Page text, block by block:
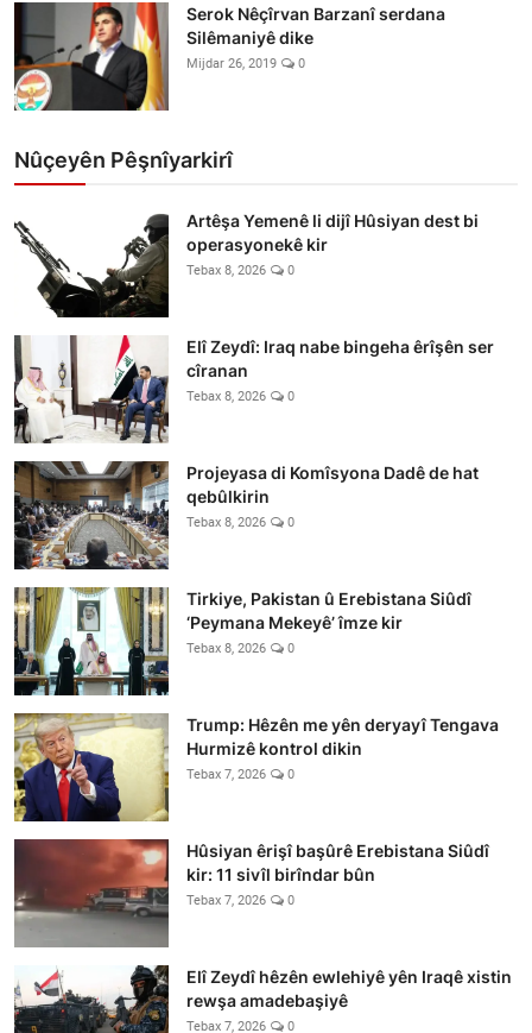
Serok Nêçîrvan Barzanî serdana
Silêmaniyê dike
Mijdar 26, 2019 0
Nûçeyên Pêşnîyarkirî
Artêşa Yemenê li dijî Hûsiyan dest bi
operasyonekê kir
Tebax 8, 2026 0
Elî Zeydî: Iraq nabe bingeha êrîşên ser
cîranan
Tebax 8, 2026 0
Projeyasa di Komîsyona Dadê de hat
qebûlkirin
Tebax 8, 2026 0
Tirkiye, Pakistan û Erebistana Siûdî
‘Peymana Mekeyê’ îmze kir
Tebax 8, 2026 0
Trump: Hêzên me yên deryayî Tengava
Hurmizê kontrol dikin
Tebax 7, 2026 0
Hûsiyan êrişî başûrê Erebistana Siûdî
kir: 11 sivîl birîndar bûn
Tebax 7, 2026 0
Elî Zeydî hêzên ewlehiyê yên Iraqê xistin
rewşa amadebaşiyê
Tebax 7, 2026 0